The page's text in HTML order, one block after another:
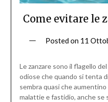
Come evitare le
Posted on 11
Le zanzare sono il flagello
odiose che quando si tenta
sembra quasi che
malattie e fastidio, anche se